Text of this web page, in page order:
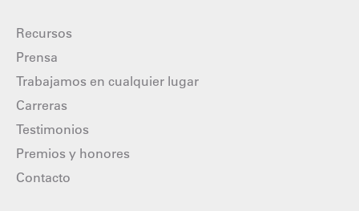
Recursos
Prensa
Trabajamos en cualquier lugar
Carreras
Testimonios
Premios y honores
Contacto